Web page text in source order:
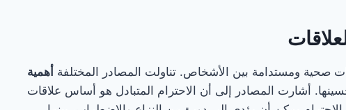
صحية ومستدامة بين الأشخاص. تناولت المصادر المختلفة أهمية
أشارت المصادر إلى أن الاحترام المتبادل هو أساس علاقات